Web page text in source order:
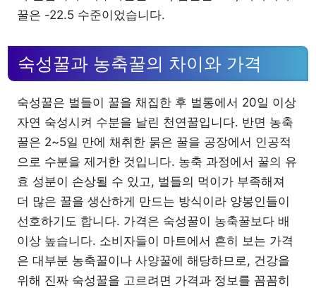
꿀은 -22.5 수준이었습니다.
숙성꿀과 농축꿀의 차이와 가격
숙성꿀은 벌들이 꿀을 채집한 후 벌통에서 20일 이상
자연 숙성시켜 수분을 날린 천연꿀입니다. 반면 농축
꿀은 2~5일 만에 채취한 묽은 꿀을 공장에서 인공적
으로 수분을 제거한 것입니다. 농축 과정에서 꿀의 유
효 성분이 손상될 수 있고, 벌들의 먹이가 부족해져
더 많은 꿀을 생산하게 만드는 방식이라 양봉인들이
선호하기도 합니다. 가격은 숙성꿀이 농축꿀보다 배
이상 높습니다. 소비자들이 마트에서 흔히 보는 가격
은 대부분 농축꿀이나 사양꿀에 해당하므로, 건강을
위해 진짜 숙성꿀을 고르려면 가격과 정보를 꼼꼼히